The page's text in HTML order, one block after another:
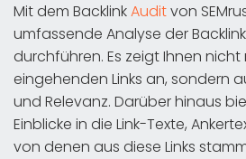
Mit dem BacklinkAuditvon
umfassende Analyse der
durchführen. Es zeigt Ihnen
eingehenden Links an, sondern
und Relevanz. Darüber hinaus
Einblicke in die Link-Texte,
von denen aus diese Links